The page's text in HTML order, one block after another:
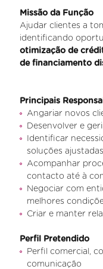
Missão da Função
Ajudar clientes a
identificando
otimização de
de financiamento
Principais
Angariar novos
Desenvolver e
Identificar
soluções ajustadas
Acompanhar
contacto até à
Negociar com
melhores
Criar e manter
Perfil Pretendido
Perfil comercial,
comunicação